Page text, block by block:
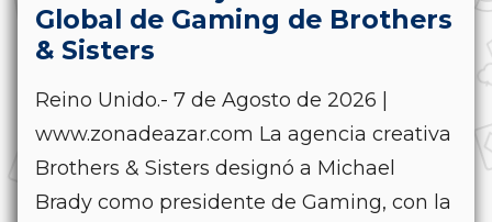
Global de Gaming de Brothers
& Sisters
Reino Unido.- 7 de Agosto de 2026 |
www.zonadeazar.com La agencia creativa
Brothers & Sisters designó a Michael
Brady como presidente de Gaming, con la